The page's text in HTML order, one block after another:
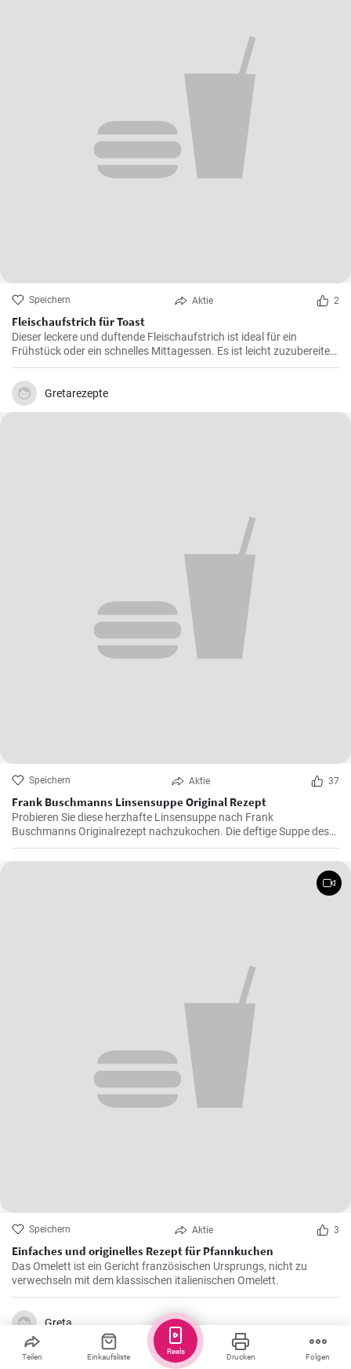
Speichern Aktie 2
Fleischaufstrich für Toast
Dieser leckere und duftende Fleischaufstrich ist ideal für ein
Frühstück oder ein schnelles Mittagessen. Es ist leicht zuzubereiten
und wird sicherlich alle Fleischliebhaber erfreuen.
Gretarezepte
Speichern Aktie 37
Frank Buschmanns Linsensuppe Original Rezept
Probieren Sie diese herzhafte Linsensuppe nach Frank
Buschmanns Originalrezept nachzukochen. Die deftige Suppe des
Starkochs wird mit Linsen, verschiedenen Gewürzen und
Gemüsesorten zubereitet und mit Würstchenstücken angereichert.
Speichern Aktie 3
Einfaches und originelles Rezept für Pfannkuchen
Das Omelett ist ein Gericht französischen Ursprungs, nicht zu
verwechseln mit dem klassischen italienischen Omelett.
Greta
Teilen Einkaufsliste Drucken Folgen
Reels